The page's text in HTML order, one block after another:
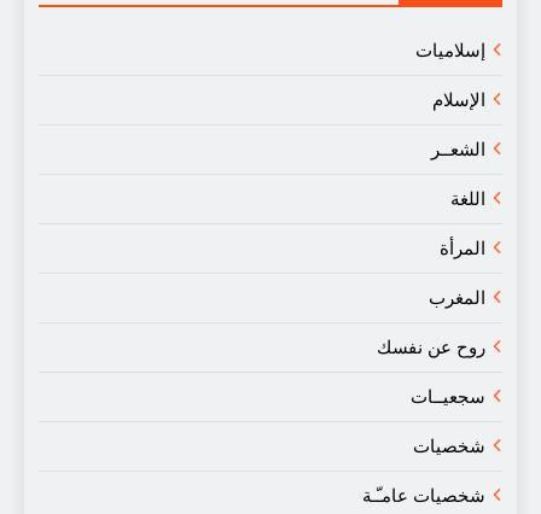
إسلاميات
الإسلام
الشعــر
اللغة
المرأة
المغرب
روح عن نفسك
سجعيــات
شخصيات
شخصيات عامـّـة